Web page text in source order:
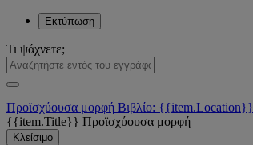
Εκτύπωση
Τι ψάχνετε;
Προϊσχύουσα μορφή Βιβλίο: {{item.Location}}
{{item.Title}} Προϊσχύουσα μορφή
Κλείσιμο